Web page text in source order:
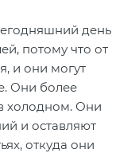
день
потому что от
и они могут
Они более
холодном. Они
и оставляют
откуда они